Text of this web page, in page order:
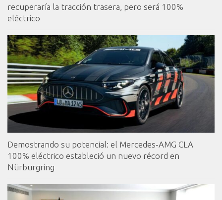
recuperaría la tracción trasera, pero será 100%
eléctrico
Demostrando su potencial: el Mercedes-AMG CLA
100% eléctrico estableció un nuevo récord en
Nürburgring